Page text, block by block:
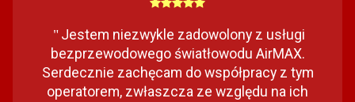
" Jestem niezwykle zadowolony z usługi
bezprzewodowego światłowodu AirMAX.
Serdecznie zachęcam do współpracy z tym
operatorem, zwłaszcza ze względu na ich